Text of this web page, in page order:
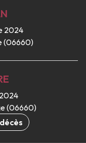
2024
(06660)
(06660)